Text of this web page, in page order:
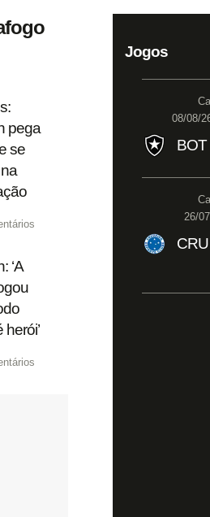
pega
se
‘A
Jogos
08/08/
BOT
26/
CRU